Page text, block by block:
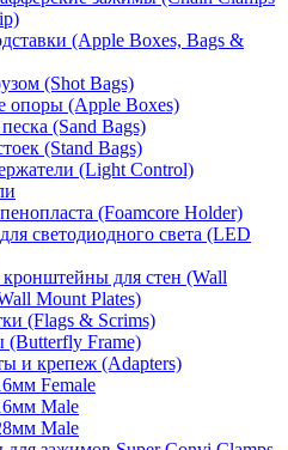
(Apple Boxes, Bags &
(Shot Bags)
опоры (Apple Boxes)
(Sand Bags)
(Stand Bags)
(Light Control)
(Foamcore Holder)
светодиодного света (LED
для стен (Wall
Mount Plates)
(Flags & Scrims)
(Butterfly Frame)
и крепеж (Adapters)
Female
Male
Male